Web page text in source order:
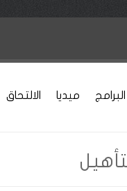
البرامج ميديا الالتحاق